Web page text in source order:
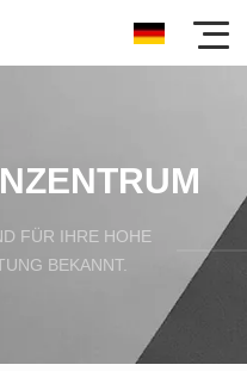
FÜR IHRE HOHE
BEKANNT.